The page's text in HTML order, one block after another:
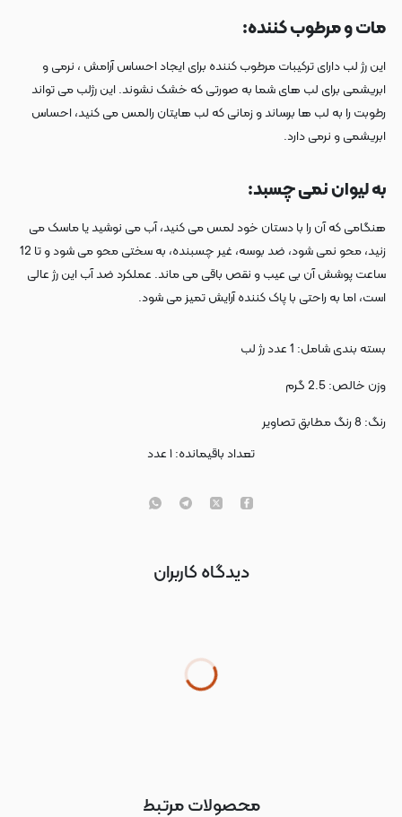
مات و مرطوب کننده:
این رژ لب دارای ترکیبات مرطوب کننده برای ایجاد احساس آرامش ، نرمی و
ابریشمی برای لب های شما به صورتی که خشک نشوند. این رژلب می تواند
رطوبت را به لب ها برساند و زمانی که لب هایتان رالمس می کنید، احساس
ابریشمی و نرمی دارد.
به لیوان نمی چسبد:
هنگامی که آن را با دستان خود لمس می کنید، آب می نوشید یا ماسک می
زنید، محو نمی شود، ضد بوسه، غیر چسبنده، به سختی محو می شود و تا 12
ساعت پوشش آن بی عیب و نقص باقی می ماند. عملکرد ضد آب این رژ عالی
است، اما به راحتی با پاک کننده آرایش تمیز می شود.
بسته بندی شامل: 1 عدد رژ لب
وزن خالص: 2.5 گرم
رنگ: 8 رنگ مطابق تصاویر
تعداد باقیمانده:۱عدد
دیدگاه کاربران
محصولات مرتبط